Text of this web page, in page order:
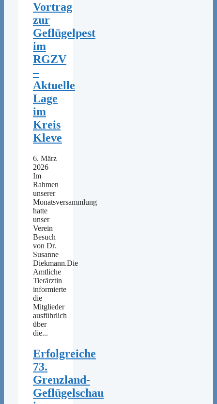
Vortrag
zur
Geflügelpest
im
RGZV
–
Aktuelle
Lage
im
Kreis
Kleve
6. März
2026
Im
Rahmen
unserer
Monatsversammlung
hatte
unser
Verein
Besuch
von Dr.
Susanne
Diekmann.Die
Amtliche
Tierärztin
informierte
die
Mitglieder
ausführlich
über
die...
Erfolgreiche
73.
Grenzland-
Geflügelschau